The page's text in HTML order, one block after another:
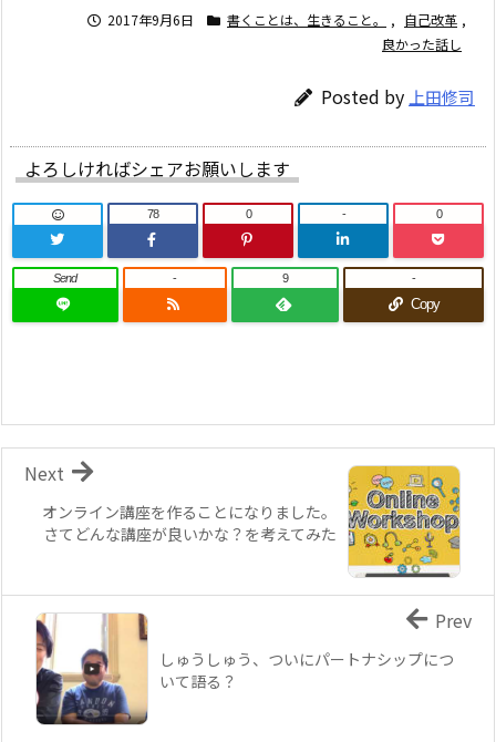
2017年9月6日 書くことは、生きること。 , 自己改革 ,
良かった話し
Posted by 上田修司
よろしければシェアお願いします
78 0 - 0
Send - 9
Copy
-
オンライン講座を作ることになりました。
さてどんな講座が良いかな？を考えてみた
Next
しゅうしゅう、ついにパートナシップにつ
いて語る？
Prev